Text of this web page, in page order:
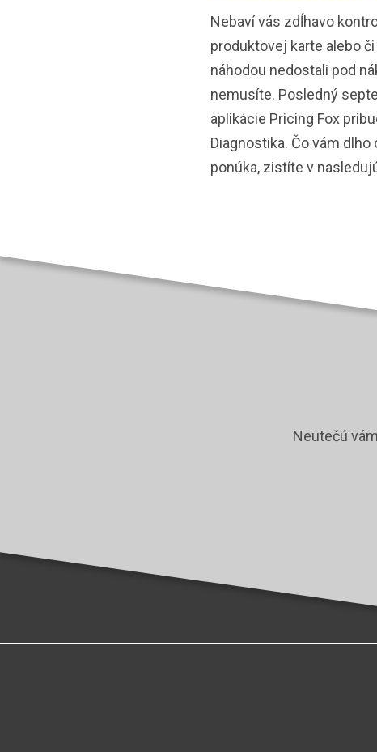
Nebaví vás zdĺhavo
produktovej karte alebo
náhodou nedostali pod
nemusíte. Posledný
aplikácie Pricing Fox
Diagnostika. Čo vám dlho
ponúka, zistíte v
Neutečú